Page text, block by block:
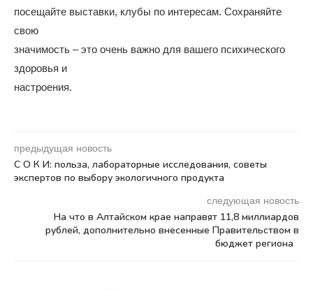
посещайте выставки, клубы по интересам. Сохраняйте
свою
значимость – это очень важно для вашего психического
здоровья и
настроения.
предыдущая новость
С О К И: польза, лабораторные исследования, советы
экспертов по выбору экологичного продукта
следующая новость
На что в Алтайском крае направят 11,8 миллиардов
рублей, дополнительно внесенные Правительством в
бюджет региона